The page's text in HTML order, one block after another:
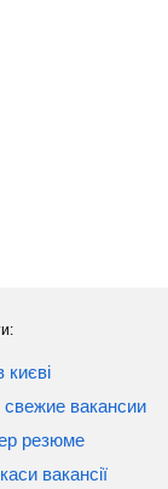
києві
вакансии
резюме
вакансії